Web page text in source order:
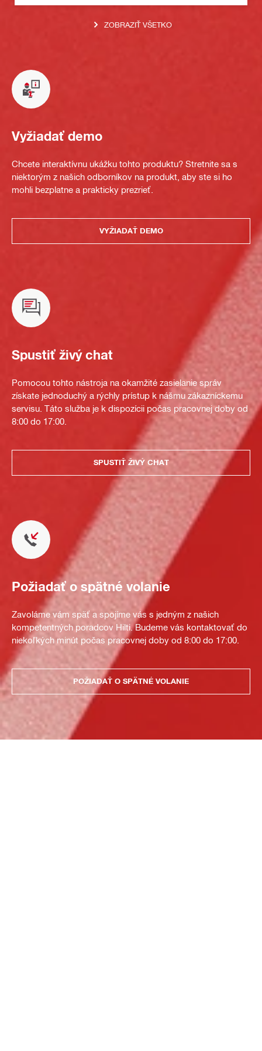
ZOBRAZIŤ VŠETKO
Vyžiadať demo
Chcete interaktívnu ukážku tohto produktu? Stretnite sa s
niektorým z našich odborníkov na produkt, aby ste si ho
mohli bezplatne a prakticky prezrieť.
VYŽIADAŤ DEMO
Spustiť živý chat
Pomocou tohto nástroja na okamžité zasielanie správ
získate jednoduchý a rýchly prístup k nášmu zákazníckemu
servisu. Táto služba je k dispozícii počas pracovnej doby od
8:00 do 17:00.
SPUSTIŤ ŽIVÝ CHAT
Požiadať o spätné volanie
Zavoláme vám späť a spojíme vás s jedným z našich
kompetentných poradcov Hilti. Budeme vás kontaktovať do
niekoľkých minút počas pracovnej doby od 8:00 do 17:00.
POŽIADAŤ O SPÄTNÉ VOLANIE